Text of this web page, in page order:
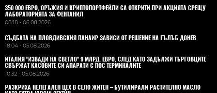
350 000 ЕВРО, ОРЪЖИЯ И КРИПТОПОРТФЕЙЛИ СА ОТКРИТИ ПРИ АКЦИЯТА СРЕЩУ
ЛАБОРАТОРИЯТА ЗА ФЕНТАНИЛ
08:18 - 06.08.2026
СЪДБАТА НА ПЛОВДИВСКИЯ ПАНАИР ЗАВИСИ ОТ РЕШЕНИЕ НА ГЪЛЪБ ДОНЕВ
18:04 - 05.08.2026
ИТАЛИЯ "ИЗВАДИ НА СВЕТЛО" 9 МЛРД. ЕВРО, СЛЕД КАТО ЗАДЪЛЖИ ТЪРГОВЦИТЕ
СВЪРЖАТ КАСОВИТЕ СИ АПАРАТИ С ПОС ТЕРМИНАЛИТЕ
10:32 - 05.08.2026
РАЗКРИХА НЕЛЕГАЛЕН ЦЕХ В СЕЛО ЖИТЕН – БУТИЛИРАЛИ РАСТИТЕЛНО МАСЛО